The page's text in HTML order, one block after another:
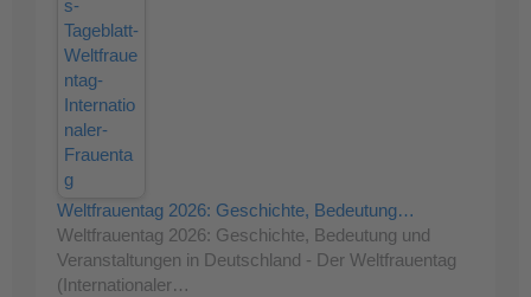
Weltfrauentag 2026: Geschichte, Bedeutung…
Weltfrauentag 2026: Geschichte, Bedeutung und
Veranstaltungen in Deutschland - Der Weltfrauentag
(Internationaler…